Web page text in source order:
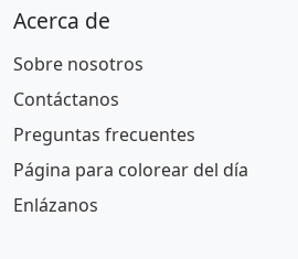
Acerca de
Sobre nosotros
Contáctanos
Preguntas frecuentes
Página para colorear del día
Enlázanos